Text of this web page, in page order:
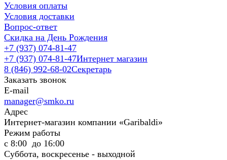
Условия оплаты
Условия доставки
Вопрос-ответ
Скидка на День Рождения
+7 (937) 074-81-47
+7 (937) 074-81-47Интернет магазин
8 (846) 992-68-02Секретарь
Заказать звонок
E-mail
manager@smko.ru
Адрес
Интернет-магазин компании «Garibaldi»
Режим работы
с 8:00 до 16:00
Суббота, воскресенье - выходной